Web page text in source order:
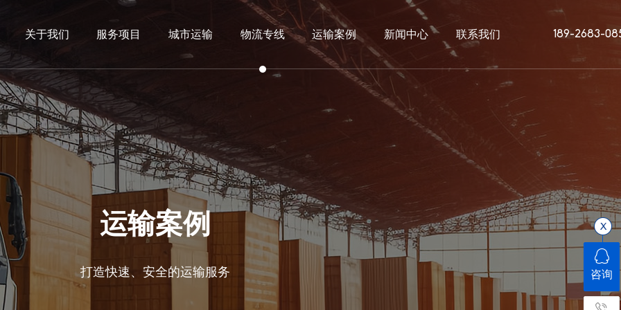
关于我们 服务项目 城市运输 物流专线 运输案例 新闻中心 联系我们 189-2683-
运输案例
打造快速、安全的运输服务 咨询